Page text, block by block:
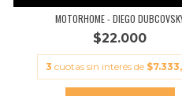
MOTORHOME - DIEGO
$22.000
3 cuotas sin interés de